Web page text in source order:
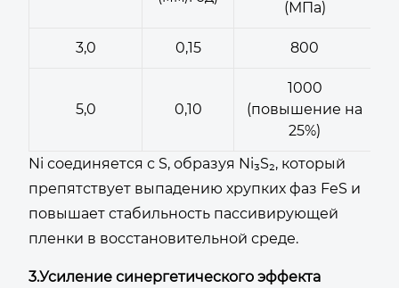
(МПа)
3,0 0,15 800
5,0 0,10
1000
(повышение на
25%)
Ni соединяется с S, образуя Ni₃S₂, который
препятствует выпадению хрупких фаз FeS и
повышает стабильность пассивирующей
пленки в восстановительной среде.
3.Усиление синергетического эффекта